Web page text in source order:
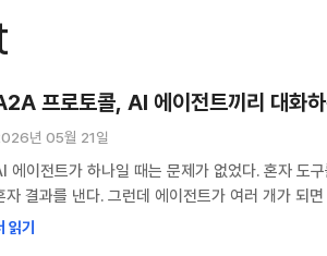
프로토콜, AI 에이전트끼리 대화하
년 05월 21일
에이전트가 하나일 때는 문제가 없었다. 혼자 도
자 결과를 낸다. 그런데 에이전트가 여러 개가 되
할 수 있는지 모르고, 작업을 넘기는 방법도 제각
읽기